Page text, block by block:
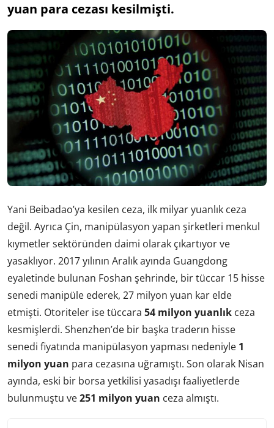
yuan para cezası kesilmişti.
Yani Beibadao’ya kesilen ceza, ilk milyar yuanlık ceza
değil. Ayrıca Çin, manipülasyon yapan şirketleri menkul
kıymetler sektöründen daimi olarak çıkartıyor ve
yasaklıyor. 2017 yılının Aralık ayında Guangdong
eyaletinde bulunan Foshan şehrinde, bir tüccar 15 hisse
senedi manipüle ederek, 27 milyon yuan kar elde
etmişti. Otoriteler ise tüccara 54 milyon yuanlık ceza
kesmişlerdi. Shenzhen’de bir başka traderın hisse
senedi fiyatında manipülasyon yapması nedeniyle 1
milyon yuan para cezasına uğramıştı. Son olarak Nisan
ayında, eski bir borsa yetkilisi yasadışı faaliyetlerde
bulunmuştu ve251 milyon yuan ceza almıştı.